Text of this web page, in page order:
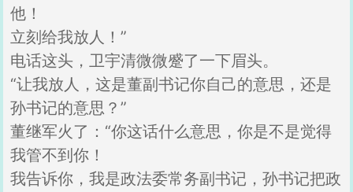
他！
立刻给我放人！”
电话这头，卫宇清微微蹙了一下眉头。
“让我放人，这是董副书记你自己的意思，还是
孙书记的意思？”
董继军火了：“你这话什么意思，你是不是觉得
我管不到你！
我告诉你，我是政法委常务副书记，孙书记把政